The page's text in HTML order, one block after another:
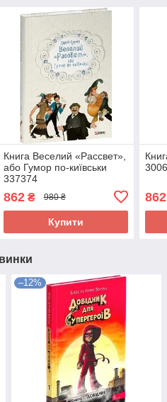
Книга Веселий «Рассвет»,
або Гумор по-київськи
337374
862₴ 980 ₴
Купити
862
–12%